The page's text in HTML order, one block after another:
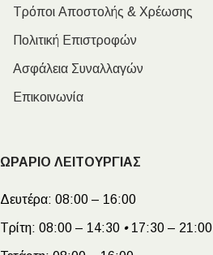
Τρόποι Αποστολής & Χρέωσης
Πολιτική Επιστροφών
Ασφάλεια Συναλλαγών
Επικοινωνία
ΩΡΑΡΙΟ ΛΕΙΤΟΥΡΓΙΑΣ
Δευτέρα: 08:00 – 16:00
Τρίτη: 08:00 – 14:30 •17:30 – 21:00